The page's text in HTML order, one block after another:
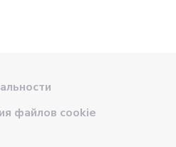
файлов cookie